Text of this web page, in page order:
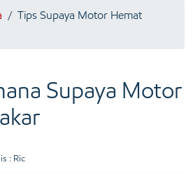
/ Tips Supaya Motor Hemat
Supaya Motor
: Ric